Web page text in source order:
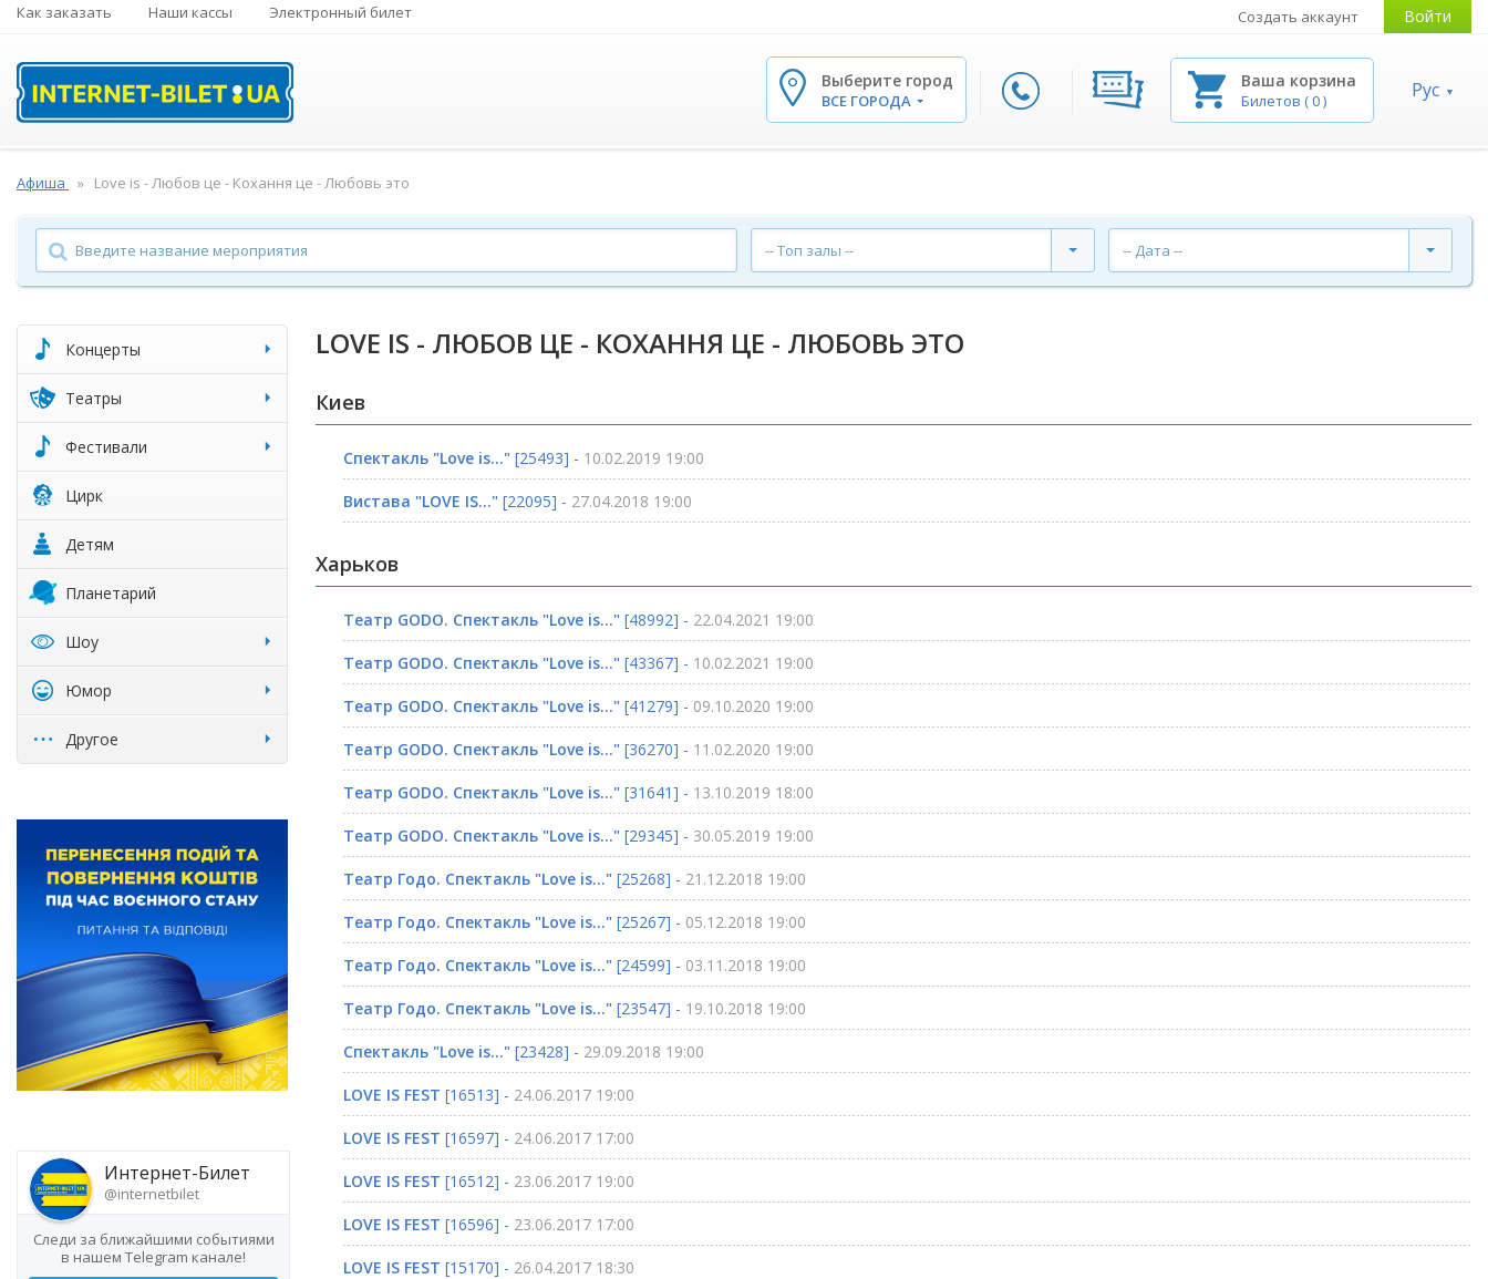
Как заказать Наши кассы Электронный билет Создать аккаунт Войти
Выберите город
ВСЕ ГОРОДА
Ваша корзина
Билетов (0) Рус
Афиша Love is - Любов це - Кохання це - Любовь это
-- Топ залы -- -- Дата --
Концерты
Театры
Фестивали
Цирк
Детям
Планетарий
Шоу
Юмор
Другое
Интернет-Билет
@internetbilet
Следи за ближайшими событиями
в нашем Telegram канале!
LOVE IS - ЛЮБОВ ЦЕ - КОХАННЯ ЦЕ - ЛЮБОВЬ ЭТО
Киев
Спектакль "Love is..." [25493] - 10.02.2019 19:00
Вистава "LOVE IS..." [22095] - 27.04.2018 19:00
Харьков
Театр GODO. Спектакль "Love is..." [48992] - 22.04.2021 19:00
Театр GODO. Спектакль "Love is..." [43367] - 10.02.2021 19:00
Театр GODO. Спектакль "Love is..." [41279] - 09.10.2020 19:00
Театр GODO. Спектакль "Love is..." [36270] - 11.02.2020 19:00
Театр GODO. Спектакль "Love is..." [31641] - 13.10.2019 18:00
Театр GODO. Спектакль "Love is..." [29345] - 30.05.2019 19:00
Театр Годо. Спектакль "Love is..." [25268] - 21.12.2018 19:00
Театр Годо. Спектакль "Love is..." [25267] - 05.12.2018 19:00
Театр Годо. Спектакль "Love is..." [24599] - 03.11.2018 19:00
Театр Годо. Спектакль "Love is..." [23547] - 19.10.2018 19:00
Спектакль "Love is..." [23428] - 29.09.2018 19:00
LOVE IS FEST [16513] - 24.06.2017 19:00
LOVE IS FEST [16597] - 24.06.2017 17:00
LOVE IS FEST [16512] - 23.06.2017 19:00
LOVE IS FEST [16596] - 23.06.2017 17:00
LOVE IS FEST [15170] - 26.04.2017 18:30